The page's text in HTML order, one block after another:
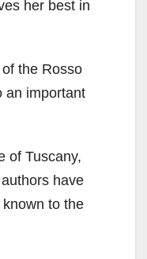
her best in
the Rosso
an important
of Tuscany,
have
to the